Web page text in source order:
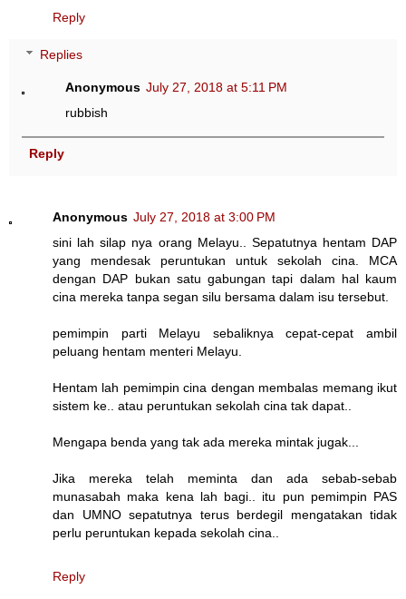
Reply
Replies
Anonymous July 27, 2018 at 5:11 PM
rubbish
Reply
Anonymous July 27, 2018 at 3:00 PM
sini lah silap nya orang Melayu.. Sepatutnya hentam DAP
yang mendesak peruntukan untuk sekolah cina. MCA
dengan DAP bukan satu gabungan tapi dalam hal kaum
cina mereka tanpa segan silu bersama dalam isu tersebut.
pemimpin parti Melayu sebaliknya cepat-cepat ambil
peluang hentam menteri Melayu.
Hentam lah pemimpin cina dengan membalas memang ikut
sistem ke.. atau peruntukan sekolah cina tak dapat..
Mengapa benda yang tak ada mereka mintak jugak...
Jika mereka telah meminta dan ada sebab-sebab
munasabah maka kena lah bagi.. itu pun pemimpin PAS
dan UMNO sepatutnya terus berdegil mengatakan tidak
perlu peruntukan kepada sekolah cina..
Reply